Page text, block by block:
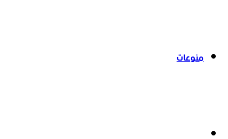
منوعات